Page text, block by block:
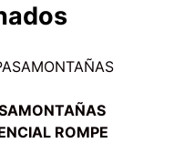
ROMPE